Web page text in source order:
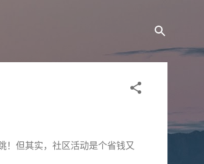
！ 但其实， 社区活动是个省钱又